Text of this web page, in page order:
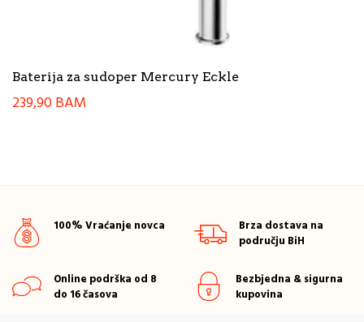
Baterija za sudoper Mercury Eckle
239,90BAM
100% Vraćanje novca
Brza dostava na
području BiH
Online podrška od 8
do 16 časova
Bezbjedna & sigurna
kupovina